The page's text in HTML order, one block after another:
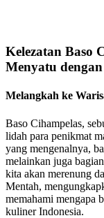
Kelezatan Baso
Menyatu
Melangkah ke
Baso Cihampelas,
lidah para penikmat
yang mengenalnya,
melainkan juga
kita akan merenung
Mentah,
memahami mengapa
kuliner Indonesia.